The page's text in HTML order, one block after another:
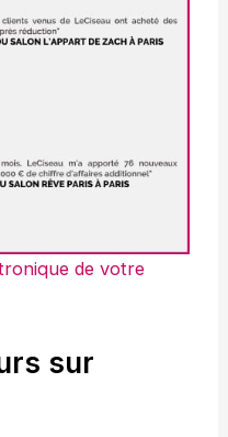
de votre
sur